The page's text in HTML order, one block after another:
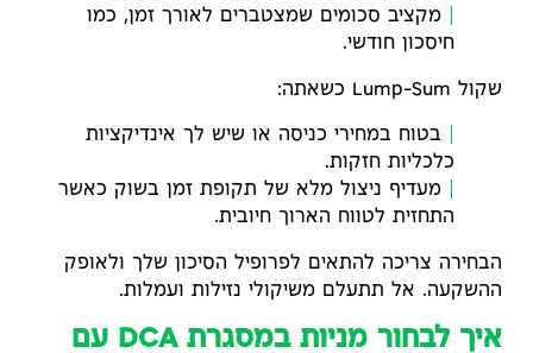
מקציב סכומים שמצטברים לאורך זמן, כמו
חיסכון חודשי.
שקול Lump-Sum כשאתה:
בטוח במחירי כניסה או שיש לך אינדיקציות
כלכליות חזקות.
מעדיף ניצול מלא של תקופת זמן בשוק כאשר
התחזית לטווח הארוך חיובית.
הבחירה צריכה להתאים לפרופיל הסיכון שלך ולאופק
ההשקעה. אל תתעלם משיקולי נזילות ועמלות.
איך לבחור מניות במסגרת DCA עם